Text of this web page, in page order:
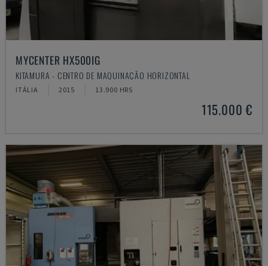
MYCENTER HX500IG
KITAMURA - CENTRO DE MAQUINAÇÃO HORIZONTAL
ITÁLIA 2015 13.900 HRS
115.000 €